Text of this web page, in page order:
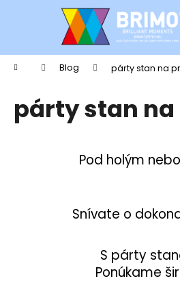
Domov Blog párty stan na
párty stan
Pod holým
Snívate o
S párty
Ponúkame
í
Späť
do
obchodu
Späť
do
obchoduČo potrebujete